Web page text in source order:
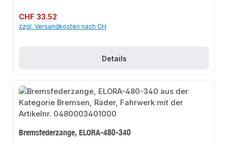
Regulärer Preis:
CHF 33.52
zzgl. Versandkosten nach CH
Details
Bremsfederzange, ELORA-480-340